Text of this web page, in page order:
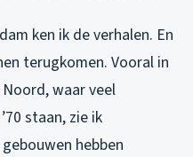
ken ik de verhalen. En
terugkomen. Vooral in
waar veel
staan, zie ik
hebben